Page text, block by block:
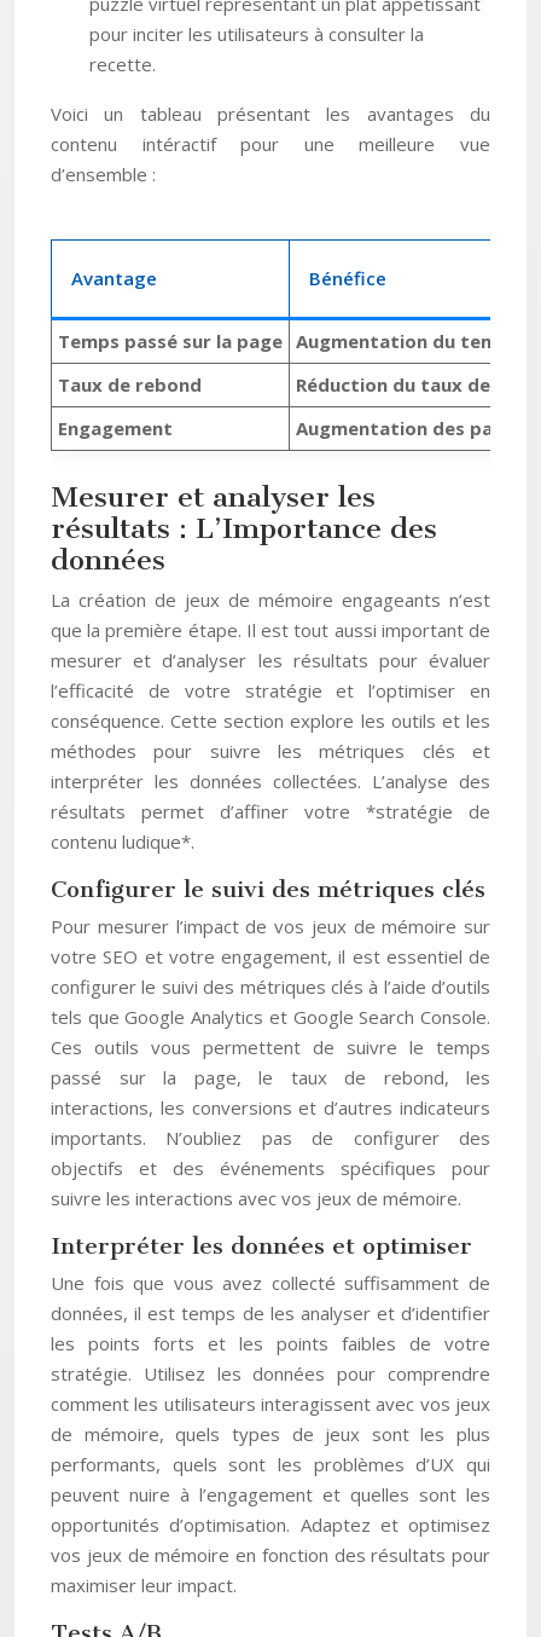
pour inciter les utilisateurs à consulter la
recette.
Voici un tableau présentant les avantages du
contenu intéractif pour une meilleure vue
d’ensemble :
Avantage Bénéfice
Temps passé sur la page Augmentation du temps
Taux de rebond
Réduction du taux de
Engagement
Augmentation des
Mesurer et analyser les
résultats : L’Importance des
données
La création de jeux de mémoire engageants n’est
que la première étape. Il est tout aussi important de
mesurer et d’analyser les résultats pour évaluer
l’efficacité de votre stratégie et l’optimiser en
conséquence. Cette section explore les outils et les
méthodes pour suivre les métriques clés et
interpréter les données collectées. L’analyse des
résultats permet d’affiner votre *stratégie de
contenu ludique*.
Configurer le suivi des métriques clés
Pour mesurer l’impact de vos jeux de mémoire sur
votre SEO et votre engagement, il est essentiel de
configurer le suivi des métriques clés à l’aide d’outils
tels que Google Analytics et Google Search Console.
Ces outils vous permettent de suivre le temps
passé sur la page, le taux de rebond, les
interactions, les conversions et d’autres indicateurs
importants. N’oubliez pas de configurer des
objectifs et des événements spécifiques pour
suivre les interactions avec vos jeux de mémoire.
Interpréter les données et optimiser
Une fois que vous avez collecté suffisamment de
données, il est temps de les analyser et d’identifier
les points forts et les points faibles de votre
stratégie. Utilisez les données pour comprendre
comment les utilisateurs interagissent avec vos jeux
de mémoire, quels types de jeux sont les plus
performants, quels sont les problèmes d’UX qui
peuvent nuire à l’engagement et quelles sont les
opportunités d’optimisation. Adaptez et optimisez
vos jeux de mémoire en fonction des résultats pour
maximiser leur impact.